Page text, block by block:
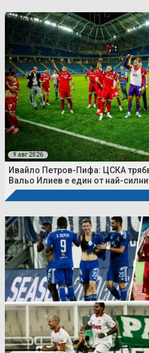
9 авг 2026
Ивайло Петров-Пифа: ЦСКА
Вальо Илиев е един от най-